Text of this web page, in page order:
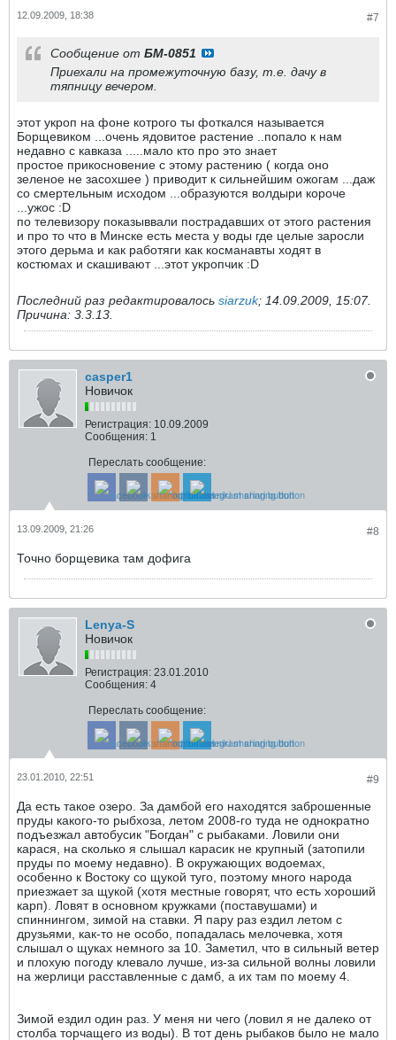
#7
12.09.2009, 18:38
Сообщение от БМ-0851
Приехали на промежуточную базу, т.е. дачу в
тяпницу вечером.
этот укроп на фоне котрого ты фоткался называется
Борщевиком ...очень ядовитое растение ..попало к нам
недавно с кавказа .....мало кто про это знает
простое прикосновение с этому растению ( когда оно
зеленое не засохшее ) приводит к сильнейшим ожогам ...даж
со смертельным исходом ...образуются волдыри короче
...ужос :D
по телевизору показыввали пострадавших от этого растения
и про то что в Минске есть места у воды где целые заросли
этого дерьма и как работяги как косманавты ходят в
костюмах и скашивают ...этот укропчик :D
Последний раз редактировалось siarzuk; 14.09.2009, 15:07.
Причина: 3.3.13.
casper1
Новичок
Регистрация: 10.09.2009
Сообщения: 1
Переслать сообщение:
#8
13.09.2009, 21:26
Точно борщевика там дофига
Lenya-S
Новичок
Регистрация: 23.01.2010
Сообщения: 4
Переслать сообщение:
#9
23.01.2010, 22:51
Да есть такое озеро. За дамбой его находятся заброшенные
пруды какого-то рыбхоза, летом 2008-го туда не однократно
подъезжал автобусик "Богдан" с рыбаками. Ловили они
карася, на сколько я слышал карасик не крупный (затопили
пруды по моему недавно). В окружающих водоемах,
особенно к Востоку со щукой туго, поэтому много народа
приезжает за щукой (хотя местные говорят, что есть хороший
карп). Ловят в основном кружками (поставушами) и
спиннингом, зимой на ставки. Я пару раз ездил летом с
друзьями, как-то не особо, попадалась мелочевка, хотя
слышал о щуках немного за 10. Заметил, что в сильный ветер
и плохую погоду клевало лучше, из-за сильной волны ловили
на жерлици расставленные с дамб, а их там по моему 4.
Зимой ездил один раз. У меня ни чего (ловил я не далеко от
столба торчащего из воды). В тот день рыбаков было не мало